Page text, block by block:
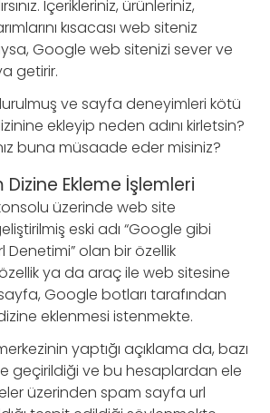
İçerikleriniz, ürünleriniz,
kısacası web siteniz
Google web sitenizi sever ve
getirir.
ve sayfa deneyimleri kötü
ekleyip neden adını kirletsin?
buna müsaade eder misiniz?
Ekleme İşlemleri
üzerinde web site
eski adı “Google gibi
Denetimi” olan bir özellik
ya da araç ile web sitesine
Google botları tarafından
eklenmesi istenmekte.
yaptığı açıklama da, bazı
geçirildiği ve bu hesaplardan ele
üzerinden spam sayfa url